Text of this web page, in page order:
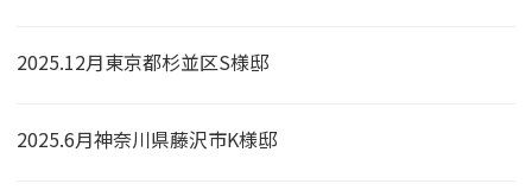
2025.12月東京都杉並区S様邸
2025.6月神奈川県藤沢市K様邸